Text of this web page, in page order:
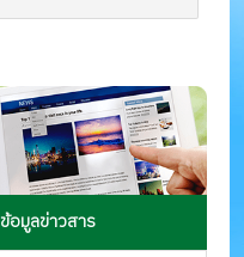
ข้อมูลข่าวสาร